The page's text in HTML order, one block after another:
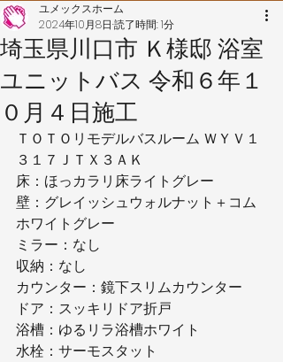
埼玉県川口市 Ｋ様邸 浴室
ユニットバス 令和６年１
０月４日施工
ユメックスホーム
2024年10月8日 読了時間: 1分
ＴＯＴＯリモデルバスルーム ＷＹＶ１
３１７ＪＴＸ３ＡＫ
床：ほっカラリ床ライトグレー
壁：グレイッシュウォルナット＋コム
ホワイトグレー
ミラー：なし
収納：なし
カウンター：鏡下スリムカウンター
ドア：スッキリドア折戸
浴槽：ゆるリラ浴槽ホワイト
水栓：サーモスタット